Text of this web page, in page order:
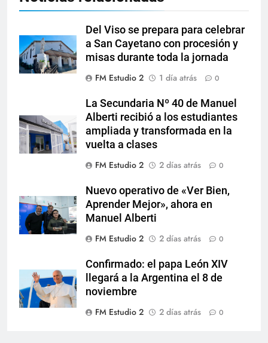
Del Viso se prepara para celebrar
a San Cayetano con procesión y
misas durante toda la jornada
FM Estudio 2
1 día atrás 0
La Secundaria Nº 40 de Manuel
Alberti recibió a los estudiantes
ampliada y transformada en la
vuelta a clases
FM Estudio 2
2 días atrás 0
Nuevo operativo de «Ver Bien,
Aprender Mejor», ahora en
Manuel Alberti
FM Estudio 2
2 días atrás 0
Confirmado: el papa León XIV
llegará a la Argentina el 8 de
noviembre
FM Estudio 2
2 días atrás 0